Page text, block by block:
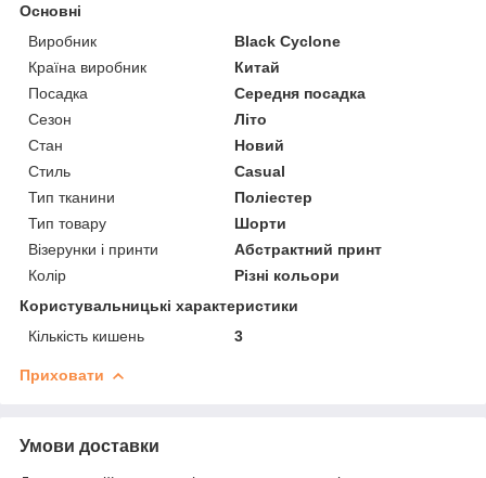
Основні
Виробник
Black Cyclone
Країна виробник
Китай
Посадка
Середня посадка
Сезон
Літо
Стан
Новий
Стиль
Casual
Тип тканини
Поліестер
Тип товару
Шорти
Візерунки і принти
Абстрактний принт
Колір
Різні кольори
Користувальницькі характеристики
Кількість кишень
3
Приховати
Умови доставки